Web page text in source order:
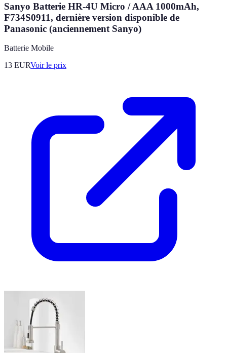
Sanyo Batterie HR-4U Micro / AAA 1000mAh,
F734S0911, dernière version disponible de
Panasonic (anciennement Sanyo)
Batterie Mobile
13 EURVoir le prix